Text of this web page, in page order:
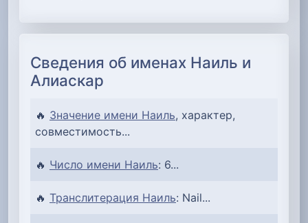
Сведения об именах Наиль и
Алиаскар
🔥 Значение имени Наиль, характер,
совместимость...
🔥 Число имени Наиль: 6...
🔥 Транслитерация Наиль: Nail...